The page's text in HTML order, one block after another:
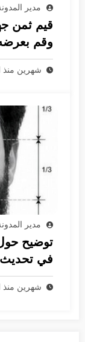
مدير
قيم ثمن
وقم
جرام
شهرين منذ
مدير
توضيح
في
شهرين منذ